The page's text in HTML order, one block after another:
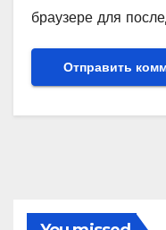
браузере для